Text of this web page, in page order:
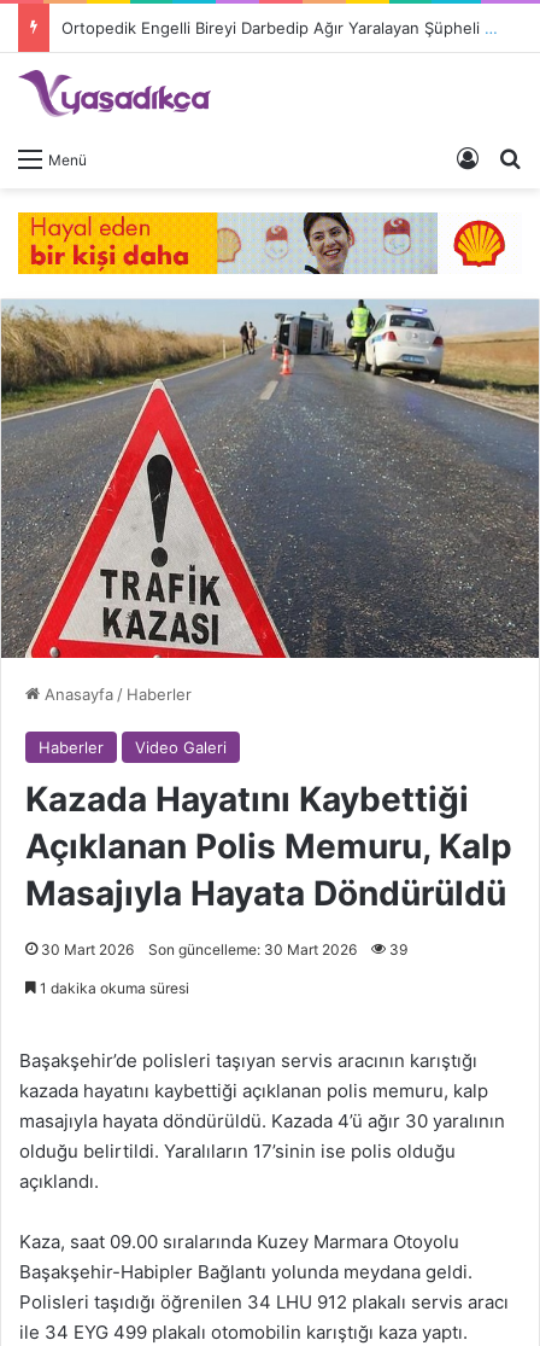
Ortopedik Engelli Bireyi Darbedip Ağır Yaralayan Şüpheli Tutuklandı
Menü Giriş
Anasayfa / Haberler
Haberler Video Galeri
Kazada Hayatını Kaybettiği
Açıklanan Polis Memuru, Kalp
Masajıyla Hayata Döndürüldü
30 Mart 2026 Son güncelleme: 30 Mart 2026 39
1 dakika okuma süresi
Başakşehir’de polisleri taşıyan servis aracının karıştığı
kazada hayatını kaybettiği açıklanan polis memuru, kalp
masajıyla hayata döndürüldü. Kazada 4’ü ağır 30 yaralının
olduğu belirtildi. Yaralıların 17’sinin ise polis olduğu
açıklandı.
Kaza, saat 09.00 sıralarında Kuzey Marmara Otoyolu
Başakşehir-Habipler Bağlantı yolunda meydana geldi.
Polisleri taşıdığı öğrenilen 34 LHU 912 plakalı servis aracı
ile 34 EYG 499 plakalı otomobilin karıştığı kaza yaptı.